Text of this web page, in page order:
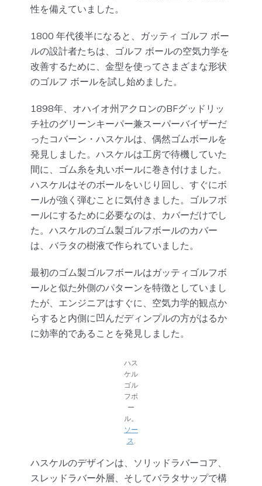
性を備えていました。
1800 年代後半になると、ガッティ ゴルフ ボー
ルの設計者たちは、ゴルフ ボールの空気力学を
改善するために、金型を使ってさまざまな形状
のゴルフ ボールを試し始めました。
1898年、オハイオ州アクロンのBFグッドリッ
チ社のグリーンキーパー兼スーパーバイザーだ
ったコバーン・ハスケルは、偶然ゴムボールを
発見しました。ハスケルは工房で待機していた
間に、ゴム糸を丸いボールに巻き付けました。
ハスケルはそのボールをいじり回し、すぐにボ
ールが強く弾むことに気付きました。ゴルフボ
ールにするために必要なのは、カバーだけでし
た。ハスケルのゴム製ゴルフボールのカバー
は、バラタの樹液で作られていました。
最初のゴム製ゴルフボールはガッティゴルフボ
ールと似た外側のパターンを特徴としていまし
たが、エンジニアはすぐに、空気力学的観点か
らすると内側に凹んだディンプルの方がはるか
に効率的であることを発見しました。
ハス
ケル
ゴル
フボ
ー
ル。
ソー
ス
ハスケルのデザインは、ソリッドラバーコア、
スレッドラバー外層、そしてバラタサップで構